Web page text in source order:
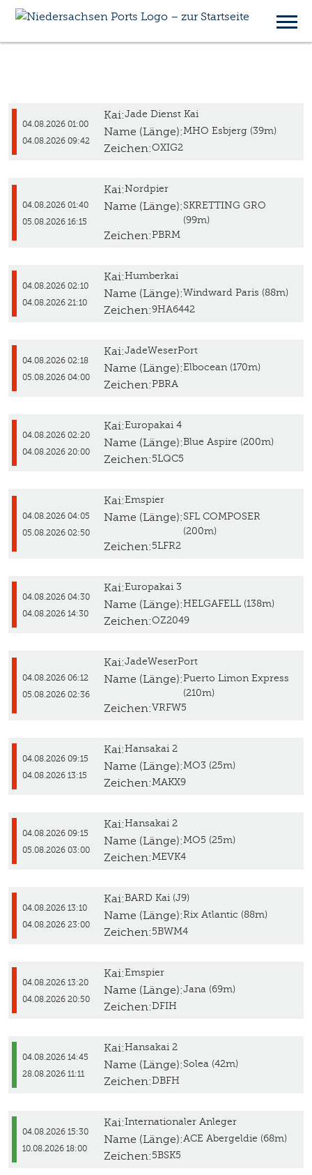
04.08.2026 01:00
04.08.2026 09:42
Kai:Jade Dienst Kai
Name (Länge):MHO Esbjerg (39m)
Zeichen:OXIG2
04.08.2026 01:40
05.08.2026 16:15
Kai:Nordpier
Name (Länge):SKRETTING GRO
(99m)
Zeichen:PBRM
04.08.2026 02:10
04.08.2026 21:10
Kai:Humberkai
Name (Länge):Windward Paris (88m)
Zeichen:9HA6442
04.08.2026 02:18
05.08.2026 04:00
Kai:JadeWeserPort
Name (Länge):Elbocean (170m)
Zeichen:PBRA
04.08.2026 02:20
04.08.2026 20:00
Kai:Europakai 4
Name (Länge):Blue Aspire (200m)
Zeichen:5LQC5
04.08.2026 04:05
05.08.2026 02:50
Kai:Emspier
Name (Länge):SFL COMPOSER
(200m)
Zeichen:5LFR2
04.08.2026 04:30
04.08.2026 14:30
Kai:Europakai 3
Name (Länge):HELGAFELL (138m)
Zeichen:OZ2049
04.08.2026 06:12
05.08.2026 02:36
Kai:JadeWeserPort
Name (Länge):Puerto Limon Express
(210m)
Zeichen:VRFW5
04.08.2026 09:15
04.08.2026 13:15
Kai:Hansakai 2
Name (Länge):MO3 (25m)
Zeichen:MAKX9
04.08.2026 09:15
05.08.2026 03:00
Kai:Hansakai 2
Name (Länge):MO5 (25m)
Zeichen:MEVK4
04.08.2026 13:10
04.08.2026 23:00
Kai:BARD Kai (J9)
Name (Länge):Rix Atlantic (88m)
Zeichen:5BWM4
04.08.2026 13:20
04.08.2026 20:50
Kai:Emspier
Name (Länge):Jana (69m)
Zeichen:DFIH
04.08.2026 14:45
28.08.2026 11:11
Kai:Hansakai 2
Name (Länge):Solea (42m)
Zeichen:DBFH
04.08.2026 15:30
10.08.2026 18:00
Kai:Internationaler Anleger
Name (Länge):ACE Abergeldie (68m)
Zeichen:5BSK5